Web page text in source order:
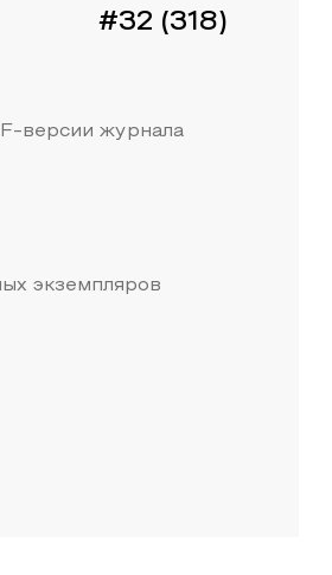
#32 (318)
версии журнала
экземпляров